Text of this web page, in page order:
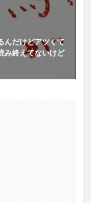
んだけどアツくて
み終えてないけど